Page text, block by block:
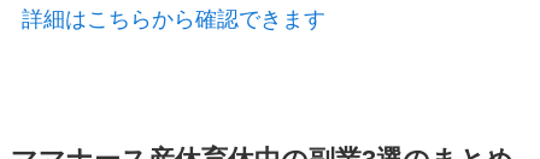
詳細はこちらから確認できます